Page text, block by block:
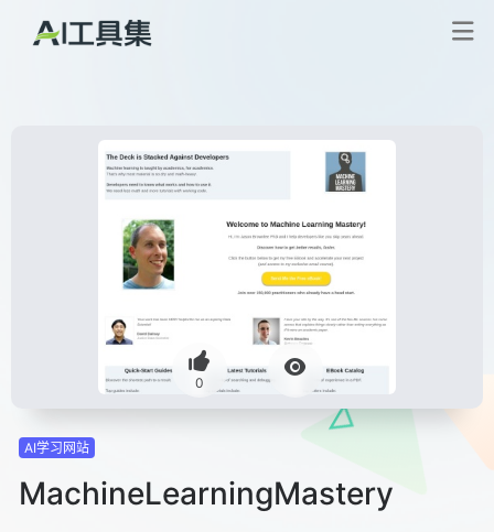
0
AI学习网站
MachineLearningMastery